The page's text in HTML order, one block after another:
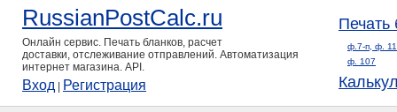
RussianPostCalc.ru
Онлайн сервис. Печать бланков, расчет
доставки, отслеживание отправлений. Автоматизация
интернет магазина. API.
Вход Регистрация
Печать
ф.7-п, ф.
ф. 107